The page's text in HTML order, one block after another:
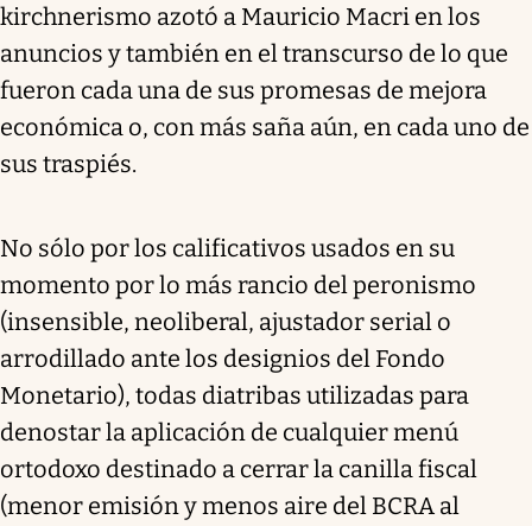
kirchnerismo azotó a Mauricio Macri en los
anuncios y también en el transcurso de lo que
fueron cada una de sus promesas de mejora
económica o, con más saña aún, en cada uno de
sus traspiés.
No sólo por los calificativos usados en su
momento por lo más rancio del peronismo
(insensible, neoliberal, ajustador serial o
arrodillado ante los designios del Fondo
Monetario), todas diatribas utilizadas para
denostar la aplicación de cualquier menú
ortodoxo destinado a cerrar la canilla fiscal
(menor emisión y menos aire del BCRA al